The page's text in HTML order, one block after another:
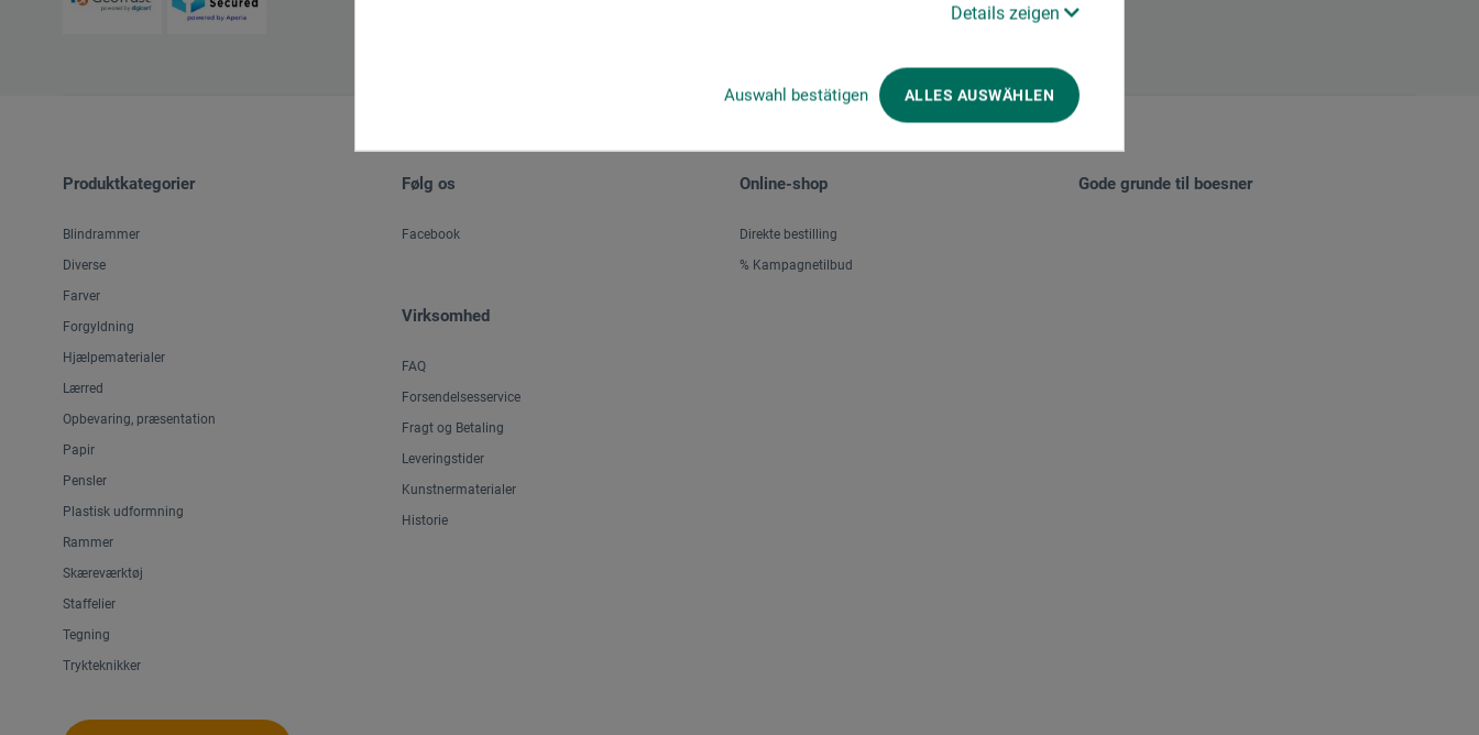
Details zeigen
Auswahl bestätigen ALLES AUSWÄHLEN
Produktkategorier
Blindrammer
Diverse
Farver
Forgyldning
Hjælpematerialer
Lærred
Opbevaring, præsentation
Papir
Pensler
Plastisk udformning
Rammer
Skæreværktøj
Staffelier
Tegning
Trykteknikker
Følg os
Facebook
Virksomhed
FAQ
Forsendelsesservice
Fragt og Betaling
Leveringstider
Kunstnermaterialer
Historie
Online-shop
Direkte bestilling
% Kampagnetilbud
Gode grunde til boesner